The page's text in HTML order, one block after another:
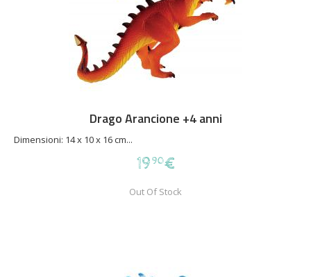
Drago Arancione +4 anni
Dimensioni: 14 x 10 x 16 cm...
1990€
Out Of Stock